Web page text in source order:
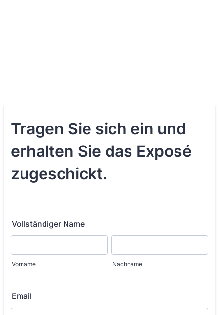
Tragen Sie sich ein und
erhalten Sie das Exposé
zugeschickt.
Vollständiger Name
Vorname Nachname
Email